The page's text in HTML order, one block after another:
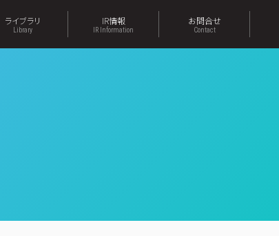
ライブラリ
Library
IR情報
IR Information
お問合せ
Contact